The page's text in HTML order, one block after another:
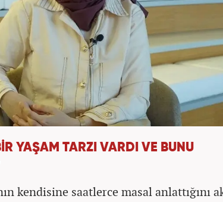
YAŞAM TARZI VARDI VE BUNU
kendisine saatlerce masal anlattığını